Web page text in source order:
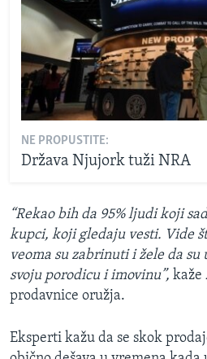
NE PROPUSTITE:
Država Njujork tuži NRA
“Rekao bih da 95% ljudi koji
kupci, koji gledaju vesti. Vide
veoma su zabrinuti i žele da su
svoju porodicu i imovinu”, kaže
prodavnice oružja.
Eksperti kažu da se skok